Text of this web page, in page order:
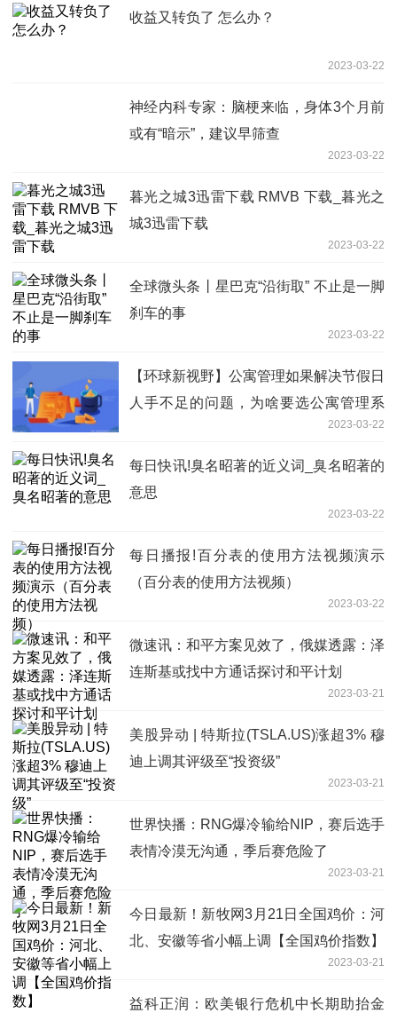
收益又转负了 怎么办？
2023-03-22
神经内科专家：脑梗来临，身体3个月前
或有“暗示”，建议早筛查
2023-03-22
暮光之城3迅雷下载 RMVB 下载_暮光之
城3迅雷下载
2023-03-22
全球微头条丨星巴克“沿街取” 不止是一脚
刹车的事
2023-03-22
【环球新视野】公寓管理如果解决节假日
人手不足的问题，为啥要选公寓管理系
2023-03-22
每日快讯!臭名昭著的近义词_臭名昭著的
意思
2023-03-22
每日播报!百分表的使用方法视频演示
（百分表的使用方法视频）
2023-03-22
微速讯：和平方案见效了，俄媒透露：泽
连斯基或找中方通话探讨和平计划
2023-03-21
美股异动 | 特斯拉(TSLA.US)涨超3% 穆
迪上调其评级至“投资级”
2023-03-21
世界快播：RNG爆冷输给NIP，赛后选手
表情冷漠无沟通，季后赛危险了
2023-03-21
今日最新！新牧网3月21日全国鸡价：河
北、安徽等省小幅上调【全国鸡价指数】
2023-03-21
益科正润：欧美银行危机中长期助抬金